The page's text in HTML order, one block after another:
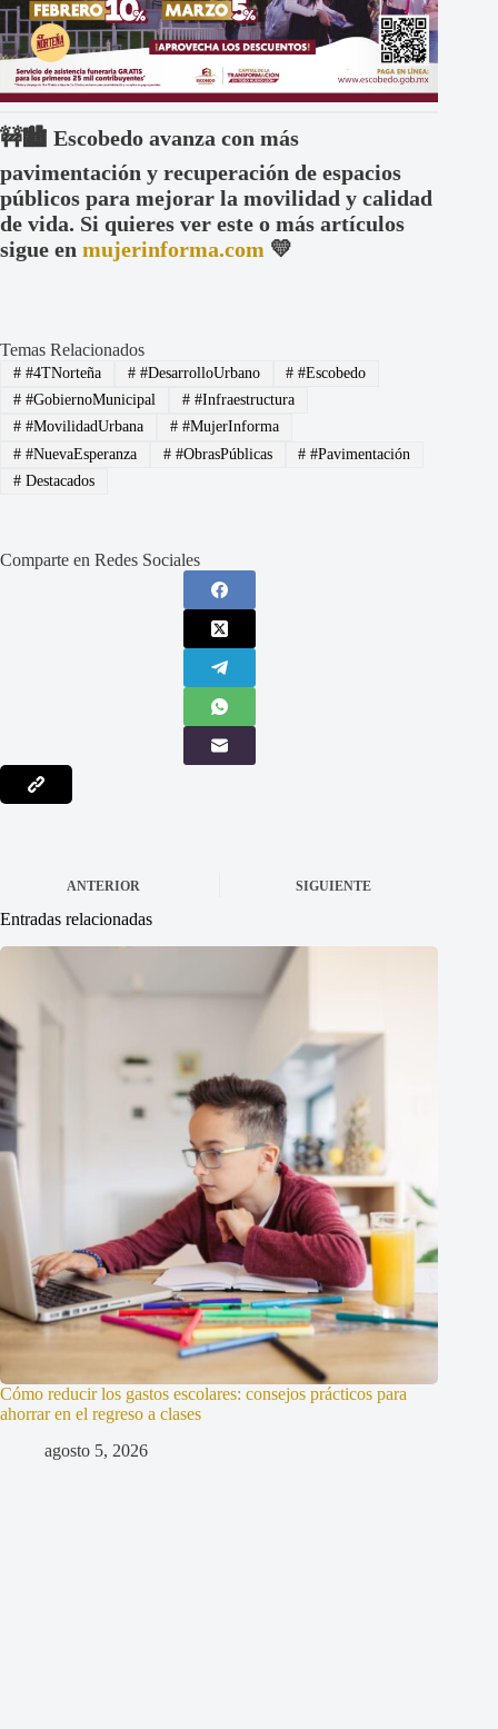
🚧🏙️ Escobedo avanza con más
pavimentación y recuperación de espacios
públicos para mejorar la movilidad y calidad
de vida. Si quieres ver este o más artículos
sigue en mujerinforma.com 💛
Temas Relacionados
##4TNorteña ##DesarrolloUrbano # #Escobedo
##GobiernoMunicipal ##Infraestructura
##MovilidadUrbana ##MujerInforma
##NuevaEsperanza ##ObrasPúblicas # #Pavimentación
#Destacados
Comparte en Redes Sociales
ANTERIOR SIGUIENTE
Entradas relacionadas
Cómo reducir los gastos escolares: consejos prácticos para
ahorrar en el regreso a clases
agosto 5, 2026